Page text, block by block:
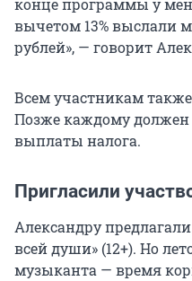
конце программы у
вычетом 13% выслали
рублей», — говорит
Всем участникам
Позже каждому
выплаты налога.
Пригласили
Александру
всей души» (12+). Но
музыканта — время